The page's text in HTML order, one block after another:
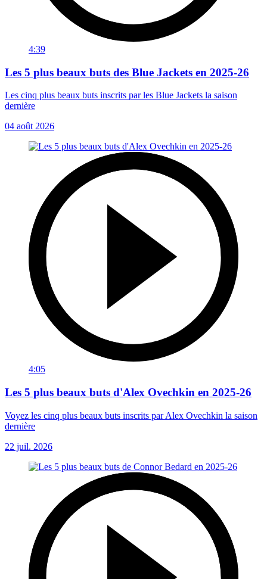
4:39
Les 5 plus beaux buts des Blue Jackets en 2025-26
Les cinq plus beaux buts inscrits par les Blue Jackets la saison
dernière
04 août 2026
4:05
Les 5 plus beaux buts d'Alex Ovechkin en 2025-26
Voyez les cinq plus beaux buts inscrits par Alex Ovechkin la saison
dernière
22 juil. 2026